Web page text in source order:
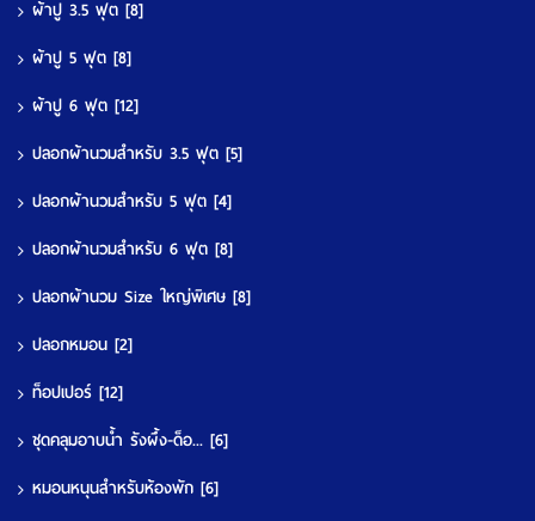
ผ้าปู 3.5 ฟุต [8]
ผ้าปู 5 ฟุต [8]
ผ้าปู 6 ฟุต [12]
ปลอกผ้านวมสำหรับ 3.5 ฟุต [5]
ปลอกผ้านวมสำหรับ 5 ฟุต [4]
ปลอกผ้านวมสำหรับ 6 ฟุต [8]
ปลอกผ้านวม Size ใหญ่พิเศษ [8]
ปลอกหมอน [2]
ท็อปเปอร์ [12]
ชุดคลุมอาบน้ำ รังผึ้ง-ด็อ... [6]
หมอนหนุนสำหรับห้องพัก [6]